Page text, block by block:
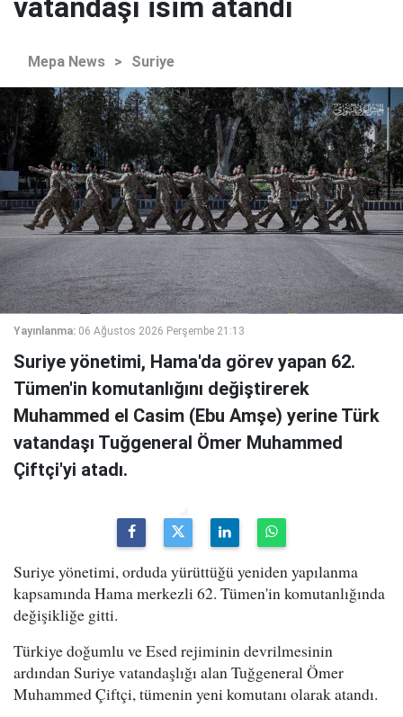
Mepa News > Suriye
Yayınlanma: 06 Ağustos 2026 Perşembe 21:13
Suriye yönetimi, Hama'da görev yapan 62.
Tümen'in komutanlığını değiştirerek
Muhammed el Casim (Ebu Amşe) yerine Türk
vatandaşı Tuğgeneral Ömer Muhammed
Çiftçi'yi atadı.
Suriye yönetimi, orduda yürüttüğü yeniden yapılanma
kapsamında Hama merkezli 62. Tümen'in komutanlığında
değişikliğe gitti.
Türkiye doğumlu ve Esed rejiminin devrilmesinin
ardından Suriye vatandaşlığı alan Tuğgeneral Ömer
Muhammed Çiftçi, tümenin yeni komutanı olarak atandı.